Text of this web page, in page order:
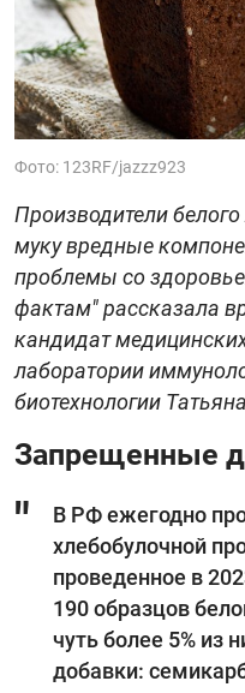
Фото: 123RF/jazzz923
Производители
муку вредные
проблемы со
фактам" рассказала
кандидат
лаборатории
биотехнологии
Запрещенные
В РФ ежегодно
хлебобулочной
проведенное в
190 образцов
чуть более 5% из
добавки: